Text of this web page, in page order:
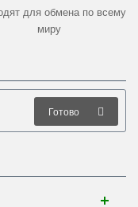
для обмена по всему
миру
Готово